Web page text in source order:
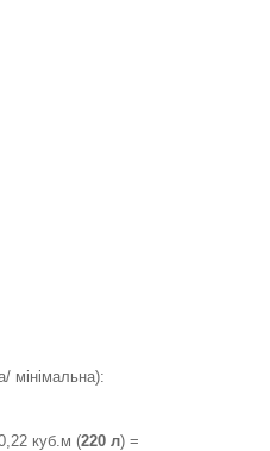
мінімальна):
куб.м (220 л) =